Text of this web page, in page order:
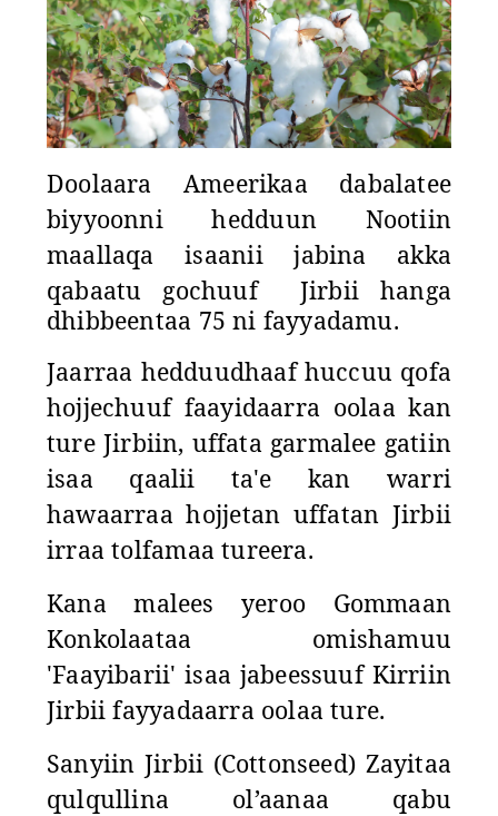
Doolaara Ameerikaa dabalatee
biyyoonni hedduun Nootiin
maallaqa isaanii jabina akka
qabaatu gochuuf
Jirbii hanga
dhibbeentaa 75 ni fayyadamu.
Jaarraa hedduudhaaf huccuu qofa
hojjechuuf faayidaarra oolaa kan
ture Jirbiin, uffata garmalee gatiin
isaa qaalii ta'e kan warri
hawaarraa hojjetan uffatan Jirbii
irraa tolfamaa tureera.
Kana malees yeroo Gommaan
Konkolaataa omishamuu
'Faayibarii' isaa jabeessuuf Kirriin
Jirbii fayyadaarra oolaa ture.
Sanyiin Jirbii (Cottonseed) Zayitaa
qulqullina ol’aanaa qabu